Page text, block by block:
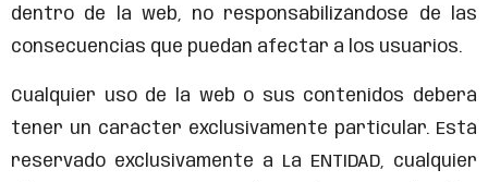
dentro de la web, no responsabilizándose de las
consecuencias que puedan afectar a los usuarios.
Cualquier uso de la web o sus contenidos deberá
tener un carácter exclusivamente particular. Está
reservado exclusivamente a La ENTIDAD, cualquier